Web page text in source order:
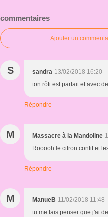
commentaires
Ajouter un
S sandra 13/02/2018 16:20
ton rôti est parfait et avec
Répondre
M Massacre à la Mandoline
Rooooh le citron confit et
Répondre
M ManueB 11/02/2018 11:48
tu me fais penser que j'ai